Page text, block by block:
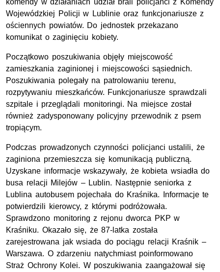
komendy w działaniach udział brali policjanci z Komendy
Wojewódzkiej Policji w Lublinie oraz funkcjonariusze z
ościennych powiatów. Do jednostek przekazano
komunikat o zaginięciu kobiety.
Początkowo poszukiwania objęły miejscowość
zamieszkania zaginionej i miejscowości sąsiednich.
Poszukiwania polegały na patrolowaniu terenu,
rozpytywaniu mieszkańców. Funkcjonariusze sprawdzali
szpitale i przeglądali monitoringi. Na miejsce został
również zadysponowany policyjny przewodnik z psem
tropiącym.
Podczas prowadzonych czynności policjanci ustalili, że
zaginiona przemieszcza się komunikacją publiczną.
Uzyskane informacje wskazywały, że kobieta wsiadła do
busa relacji Milejów – Lublin. Następnie seniorka z
Lublina autobusem pojechała do Kraśnika. Informacje te
potwierdzili kierowcy, z którymi podróżowała.
Sprawdzono monitoring z rejonu dworca PKP w
Kraśniku. Okazało się, że 87-latka została
zarejestrowana jak wsiada do pociągu relacji Kraśnik –
Warszawa. O zdarzeniu natychmiast poinformowano
Straż Ochrony Kolei. W poszukiwania zaangażował się